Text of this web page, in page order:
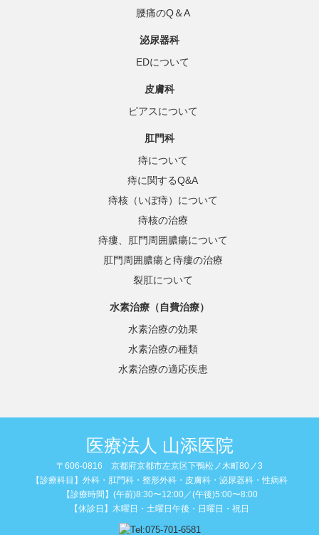
腰痛のQ＆A
泌尿器科
EDについて
皮膚科
ピアスについて
肛門科
痔について
痔に関するQ&A
痔核（いぼ痔）について
痔核の治療
痔瘻、肛門周囲膿瘍について
肛門周囲膿瘍と痔瘻の治療
裂肛について
水素治療（自費治療）
水素治療の効果
水素治療の種類
水素治療の適応疾患
医療法人 山添医院
〒606-0816 京都府京都市左京区下鴨松ノ木町80ノ3
【診療科目】外科・肛門科・整形外科・皮膚科・泌尿器科・性病科
【診療時間】(午前)8:30〜12:00／(午後)5:00〜8:00
【休診日】木曜日・土曜日午後・日曜日・祝日